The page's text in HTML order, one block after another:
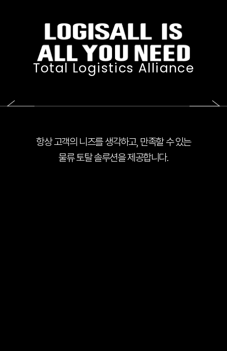
Total Logistics Alliance
항상 고객의 니즈를 생각하고, 만족할 수 있는
물류 토탈 솔루션을 제공합니다.